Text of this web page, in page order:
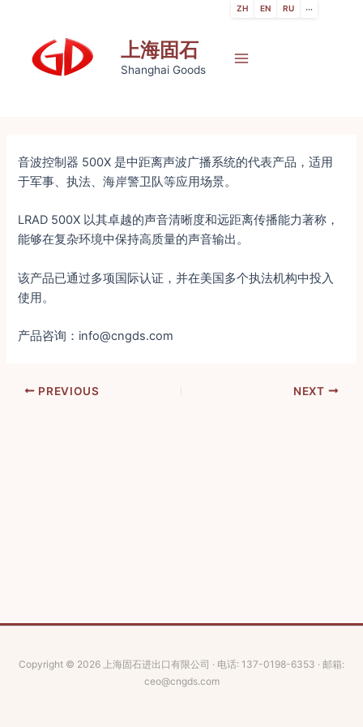
上海固石
Shanghai Goods
音波控制器 500X 是中距离声波广播系统的代表产品，适用
于军事、执法、海岸警卫队等应用场景。
LRAD 500X 以其卓越的声音清晰度和远距离传播能力著称，
能够在复杂环境中保持高质量的声音输出。
该产品已通过多项国际认证，并在美国多个执法机构中投入
使用。
产品咨询：info@cngds.com
PREVIOUS NEXT
Copyright © 2026 上海固石进出口有限公司 · 电话: 137-0198-6353 · 邮箱:
ceo@cngds.com
ZH EN RU ···